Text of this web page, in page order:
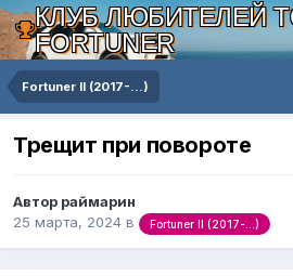
КЛУБ ЛЮБИТЕЛЕЙ
FORTUNER
Fortuner II (2017-...)
Трещит при повороте
Автор раймарин
25 марта, 2024 в Fortuner II (2017-...)